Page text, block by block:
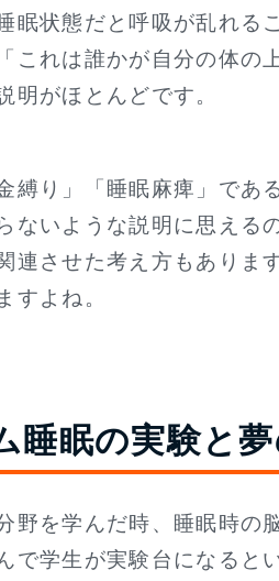
眠状態だと呼吸が乱れる
これは誰かが自分の体
明がほとんどです。
縛り」「睡眠麻痺」であ
ないような説明に思える
連させた考え方もありま
すよね。
睡眠の実験と
野を学んだ時、睡眠時の
で学生が実験台になると